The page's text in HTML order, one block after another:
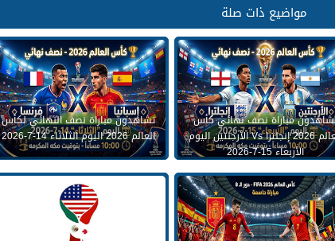
مواضيع ذات صلة
مباراة نصف نهائي كأس
العالم 2026 إنجلترا Vs الأرجنتين اليوم
الأربعاء 15-7-2026
تشاهدون مباراة نصف النهائي لكأس
العالم 2026 اليوم الثلاثاء 14-7-2026